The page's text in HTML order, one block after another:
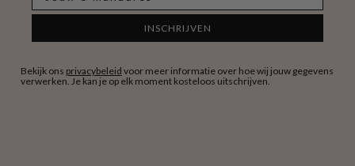
INSCHRIJVEN
Bekijk ons privacybeleid voor meer informatie over hoe wij jouw gegevens
verwerken. Je kan je op elk moment kosteloos uitschrijven.